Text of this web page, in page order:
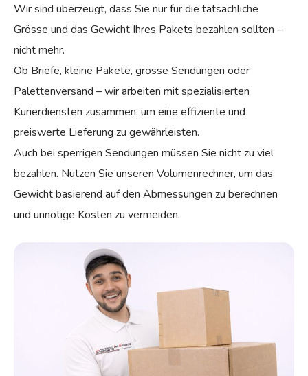
Wir sind überzeugt, dass Sie nur für die tatsächliche
Grösse und das Gewicht Ihres Pakets bezahlen sollten –
nicht mehr.
Ob Briefe, kleine Pakete, grosse Sendungen oder
Palettenversand – wir arbeiten mit spezialisierten
Kurierdiensten zusammen, um eine effiziente und
preiswerte Lieferung zu gewährleisten.
Auch bei sperrigen Sendungen müssen Sie nicht zu viel
bezahlen. Nutzen Sie unseren Volumenrechner, um das
Gewicht basierend auf den Abmessungen zu berechnen
und unnötige Kosten zu vermeiden.